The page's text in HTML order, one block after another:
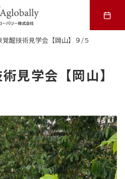
覚醒技術見学会【岡山】９/５
見学会【岡山】